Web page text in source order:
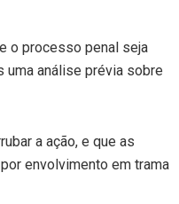
o processo penal seja
uma análise prévia sobre
a ação, e que as
envolvimento em trama